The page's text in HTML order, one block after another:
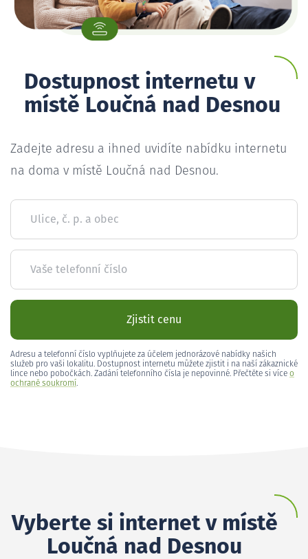
Dostupnost internetu v
místě Loučná nad Desnou
Zadejte adresu a ihned uvidíte nabídku internetu
na doma v místě Loučná nad Desnou.
Ulice, č. p. a obec
Vaše telefonní číslo
Zjistit cenu
Adresu a telefonní číslo vyplňujete za účelem jednorázové nabídky našich
služeb pro vaši lokalitu. Dostupnost internetu můžete zjistit i na naší zákaznické
lince nebo pobočkách. Zadání telefonního čísla je nepovinné. Přečtěte si více o
ochraně soukromí.
Vyberte si internet v místě
Loučná nad Desnou